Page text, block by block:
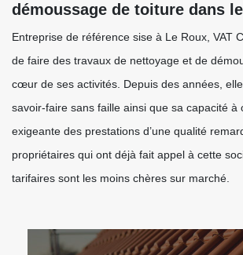
démoussage de toiture dans
Entreprise de référence sise à Le Roux, VAT
de faire des travaux de nettoyage et de
cœur de ses activités. Depuis des années,
savoir-faire sans faille ainsi que sa capacité à
exigeante des prestations d’une qualité
propriétaires qui ont déjà fait appel à cette
tarifaires sont les moins chères sur marché.